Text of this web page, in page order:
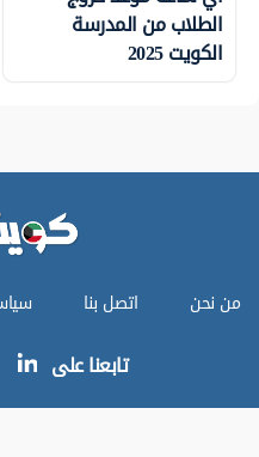
الطلاب من المدرسة
الكويت 2025
من نحن اتصل بنا
تابعنا على